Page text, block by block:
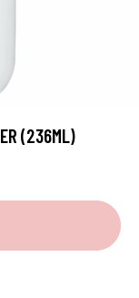
(236ML)